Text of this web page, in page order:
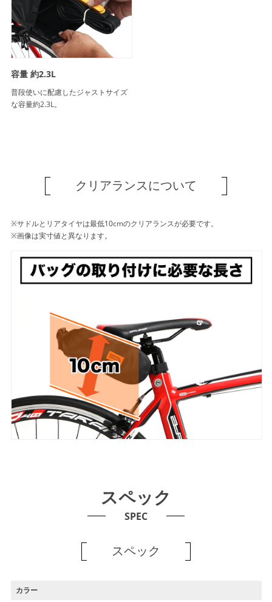
容量 約2.3L
普段使いに配慮したジャストサイズ
な容量約2.3L。
クリアランスについて
※サドルとリアタイヤは最低10cmのクリアランスが必要です。
※画像は実寸値と異なります。
スペック
SPEC
スペック
カラー